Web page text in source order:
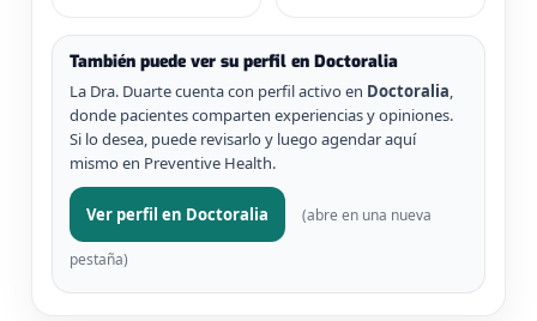
También puede ver su perfil en Doctoralia
La Dra. Duarte cuenta con perfil activo en Doctoralia,
donde pacientes comparten experiencias y opiniones.
Si lo desea, puede revisarlo y luego agendar aquí
mismo en Preventive Health.
Ver perfil en Doctoralia (abre en una nueva
pestaña)